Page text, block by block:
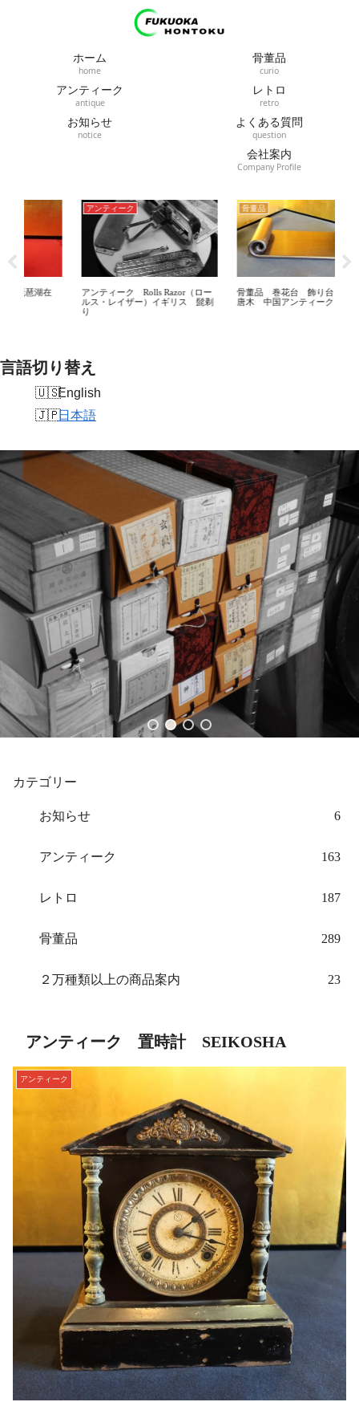
ホーム
home
骨董品
curio
アンティーク
antique
レトロ
retro
お知らせ
notice
よくある質問
question
会社案内
Company Profile
アンティーク Rolls Razor（ロー
ルス・レイザー）イギリス 髭剃
骨董品
骨董品 巻花台 飾り台 紫檀
唐木 中国アンティーク
言語切り替え
English
日本語
カテゴリー
お知らせ 6
アンティーク 163
レトロ 187
骨董品 289
２万種類以上の商品案内 23
アンティーク 置時計 SEIKOSHA
アンティーク